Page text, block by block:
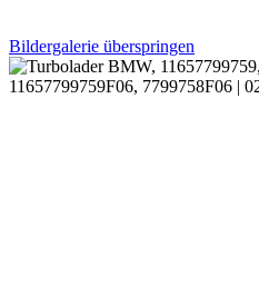
Bildergalerie überspringen